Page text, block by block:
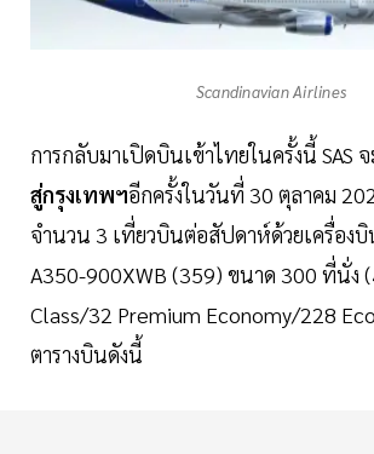
Scandinavian Airlines
การกลับมาเปิดบินเข้าไทยในครั้งนี้ SAS จ
สู่กรุงเทพฯอีกครั้งในวันที่ 30 ตุลาคม
จำนวน 3 เที่ยวบินต่อสัปดาห์ด้วยเครื่อง
A350-900XWB (359) ขนาด 300 ที่นั่ง
Class/32 Premium Economy/228
ตารางบินดังนี้